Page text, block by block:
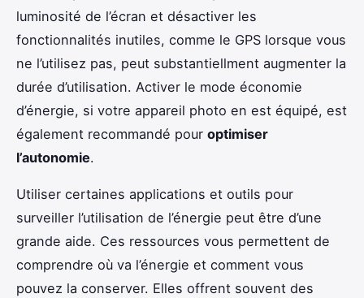
luminosité de l’écran et désactiver les
fonctionnalités inutiles, comme le GPS lorsque vous
ne l’utilisez pas, peut substantiellment augmenter la
durée d’utilisation. Activer le mode économie
d’énergie, si votre appareil photo en est équipé, est
également recommandé pour optimiser
l’autonomie.
Utiliser certaines applications et outils pour
surveiller l’utilisation de l’énergie peut être d’une
grande aide. Ces ressources vous permettent de
comprendre où va l’énergie et comment vous
pouvez la conserver. Elles offrent souvent des